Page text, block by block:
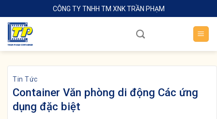
to
content
CÔNG TY TNHH TM XNK TRẦN PHẠM
Tin Tức
Container Văn phòng di động Các ứng
dụng đặc biệt